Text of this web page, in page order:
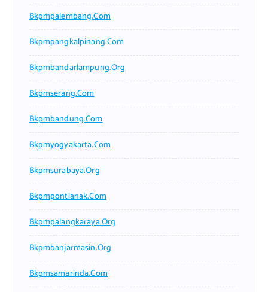
Bkpmpalembang.com
Bkpmpangkalpinang.com
Bkpmbandarlampung.org
Bkpmserang.com
Bkpmbandung.com
Bkpmyogyakarta.com
Bkpmsurabaya.org
Bkpmpontianak.com
Bkpmpalangkaraya.org
Bkpmbanjarmasin.org
Bkpmsamarinda.com